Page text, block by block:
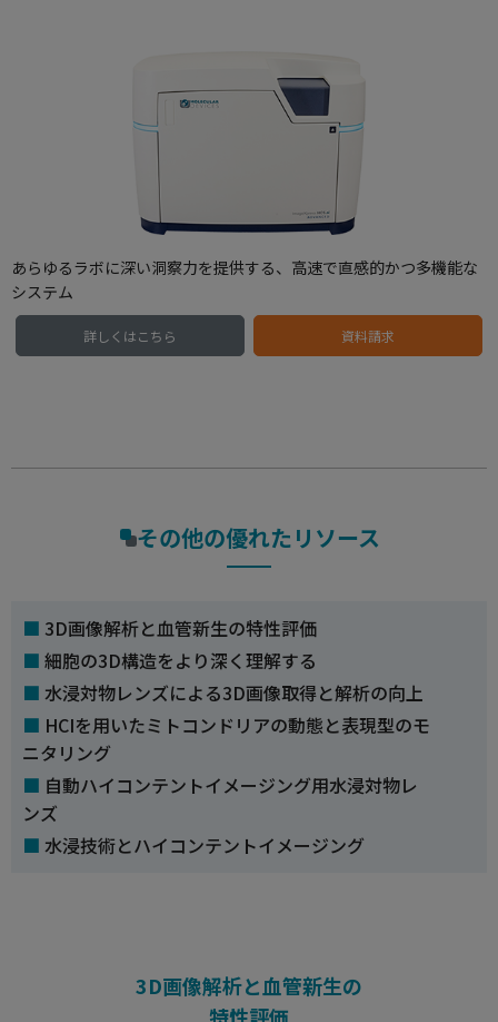
あらゆるラボに深い洞察力を提供する、高速で直感的かつ多機能な
システム
詳しくはこちら 資料請求
その他の優れたリソース
3D画像解析と血管新生の特性評価
細胞の3D構造をより深く理解する
水浸対物レンズによる3D画像取得と解析の向上
HCIを用いたミトコンドリアの動態と表現型のモ
ニタリング
自動ハイコンテントイメージング用水浸対物レ
ンズ
水浸技術とハイコンテントイメージング
3D画像解析と血管新生の